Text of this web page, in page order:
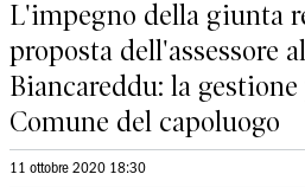
L'impegno della giunta
proposta dell'assessore
Biancareddu: la gestione
Comune del capoluogo
11 ottobre 2020 18:30